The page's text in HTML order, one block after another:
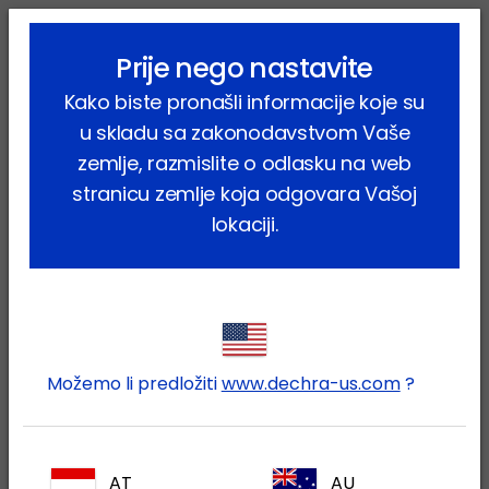
lock_outline search menu
Proizvodi
Farmaceutski proizvodi
Prazinon
lockPrijavite se na Vaš Dechra
Prije nego nastavite
Kako biste pronašli informacije koje su
u skladu sa zakonodavstvom Vaše
zemlje, razmislite o odlasku na web
stranicu zemlje koja odgovara Vašoj
lokaciji.
Možemo li predložitiwww.dechra-us.com?
AT AU